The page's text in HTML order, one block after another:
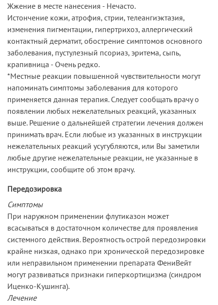
Жжение в месте нанесения - Нечасто.
Истончение кожи, атрофия, стрии, телеангиэктазия,
изменения пигментации, гипертрихоз, аллергический
контактный дерматит, обострение симптомов основного
заболевания, пустулезный псориаз, эритема, сыпь,
крапивница - Очень редко.
*Местные реакции повышенной чувствительности могут
напоминать симптомы заболевания для которого
применяется данная терапия. Следует сообщать врачу о
появлении любых нежелательных реакций, указанных
выше. Решение о дальнейшей стратегии лечения должен
принимать врач. Если любые из указанных в инструкции
нежелательных реакций усугубляются, или Вы заметили
любые другие нежелательные реакции, не указанные в
инструкции, сообщите об этом врачу.
Передозировка
Симптомы
При наружном применении флутиказон может
всасываться в достаточном количестве для проявления
системного действия. Вероятность острой передозировки
крайне низкая, однако при хронической передозировке
или неправильном применении препарата ФениВейт
могут развиваться признаки гиперкортицизма (синдром
Иценко-Кушинга).
Лечение